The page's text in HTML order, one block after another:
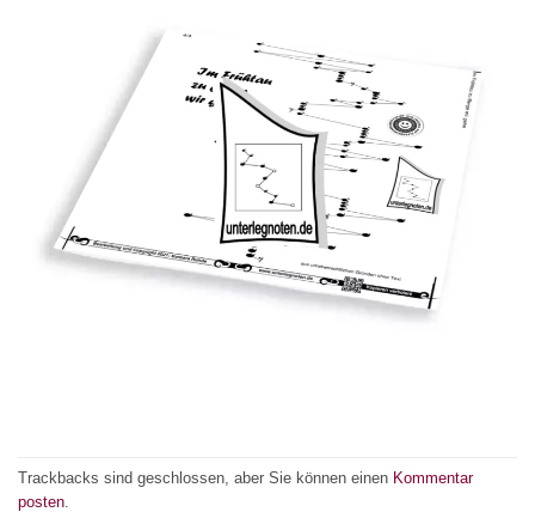
Trackbacks sind geschlossen, aber Sie können einen Kommentar
posten